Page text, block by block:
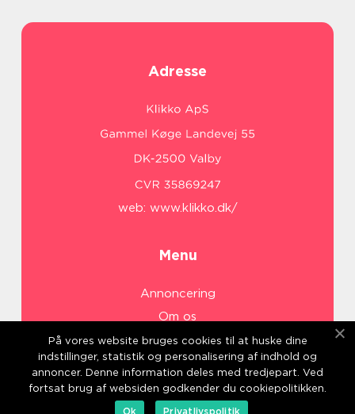
Adresse
web: www.klikko.dk/
Menu
Annoncering
Om os
Cookies
Kontakt os
Sitemap
På vores website bruges cookies til at huske dine
indstillinger, statistik og personalisering af indhold og
annoncer. Denne information deles med tredjepart. Ved
fortsat brug af websiden godkender du cookiepolitikken.
Ok
Privatlivspolitik